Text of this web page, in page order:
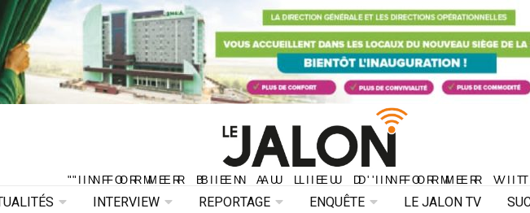
"INFORMER BIEN AU LIEU D'INFORMER
"INFORMER BIEN AU LIEU D'INFORMER
INTERVIEW REPORTAGE ENQUÊTE LE JALON TV